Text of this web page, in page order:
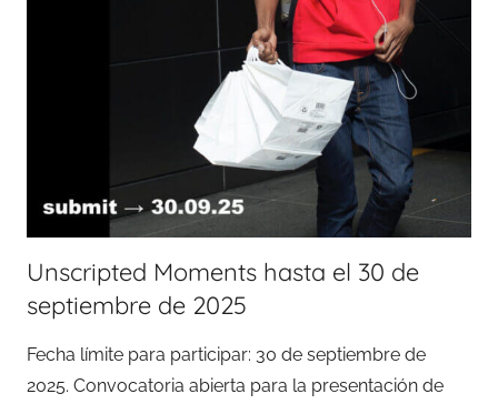
Unscripted Moments hasta el 30 de
septiembre de 2025
Fecha límite para participar: 30 de septiembre de
2025. Convocatoria abierta para la presentación de